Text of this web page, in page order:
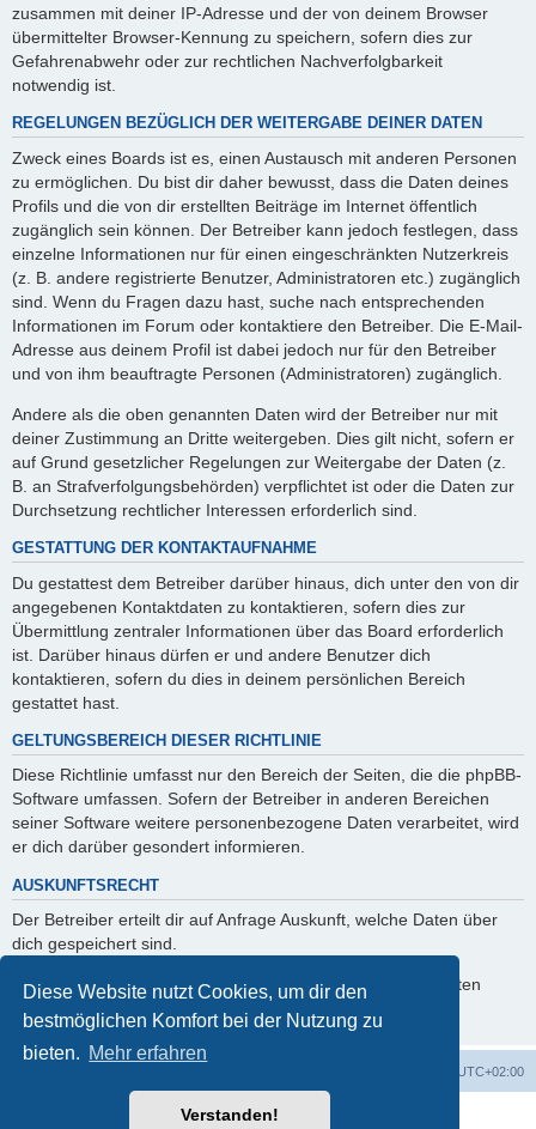
Diese Website nutzt Cookies, um dir den
bestmöglichen Komfort bei der Nutzung zu
bieten. Mehr erfahren
Verstanden!
zusammen mit deiner IP-Adresse und der von deinem Browser
übermittelter Browser-Kennung zu speichern, sofern dies zur
Gefahrenabwehr oder zur rechtlichen Nachverfolgbarkeit
notwendig ist.
REGELUNGEN BEZÜGLICH DER WEITERGABE DEINER DATEN
Zweck eines Boards ist es, einen Austausch mit anderen Personen
zu ermöglichen. Du bist dir daher bewusst, dass die Daten deines
Profils und die von dir erstellten Beiträge im Internet öffentlich
zugänglich sein können. Der Betreiber kann jedoch festlegen, dass
einzelne Informationen nur für einen eingeschränkten Nutzerkreis
(z. B. andere registrierte Benutzer, Administratoren etc.) zugänglich
sind. Wenn du Fragen dazu hast, suche nach entsprechenden
Informationen im Forum oder kontaktiere den Betreiber. Die E-Mail-
Adresse aus deinem Profil ist dabei jedoch nur für den Betreiber
und von ihm beauftragte Personen (Administratoren) zugänglich.
Andere als die oben genannten Daten wird der Betreiber nur mit
deiner Zustimmung an Dritte weitergeben. Dies gilt nicht, sofern er
auf Grund gesetzlicher Regelungen zur Weitergabe der Daten (z.
B. an Strafverfolgungsbehörden) verpflichtet ist oder die Daten zur
Durchsetzung rechtlicher Interessen erforderlich sind.
GESTATTUNG DER KONTAKTAUFNAHME
Du gestattest dem Betreiber darüber hinaus, dich unter den von dir
angegebenen Kontaktdaten zu kontaktieren, sofern dies zur
Übermittlung zentraler Informationen über das Board erforderlich
ist. Darüber hinaus dürfen er und andere Benutzer dich
kontaktieren, sofern du dies in deinem persönlichen Bereich
gestattet hast.
GELTUNGSBEREICH DIESER RICHTLINIE
Diese Richtlinie umfasst nur den Bereich der Seiten, die die phpBB-
Software umfassen. Sofern der Betreiber in anderen Bereichen
seiner Software weitere personenbezogene Daten verarbeitet, wird
er dich darüber gesondert informieren.
AUSKUNFTSRECHT
Der Betreiber erteilt dir auf Anfrage Auskunft, welche Daten über
dich gespeichert sind.
Du kannst jederzeit die Löschung bzw. Sperrung deiner Daten
verlangen. Kontaktiere hierzu bitte den Betreiber.
UTC+02:00
Powered byphpBB® Forum Software © phpBB Limited